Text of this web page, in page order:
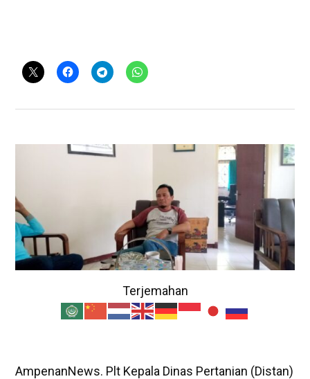
Terjemahan
AmpenanNews. Plt Kepala Dinas Pertanian (Distan)